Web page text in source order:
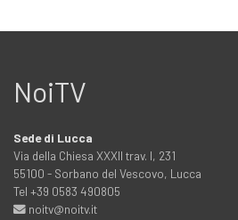
NoiTV
Sede di Lucca
Via della Chiesa XXXII trav. I, 231
55100 - Sorbano del Vescovo, Lucca
Tel +39 0583 490805
noitv@noitv.it